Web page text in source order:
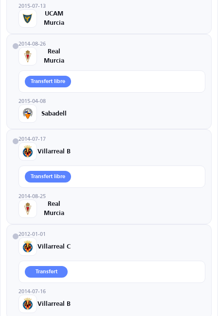
2015-07-13
UCAM
Murcia
2014-08-26
Real
Murcia
Transfert libre
2015-04-08
Sabadell
2014-07-17
Villarreal B
Transfert libre
2014-08-25
Real
Murcia
2012-01-01
Villarreal C
Transfert
2014-07-16
Villarreal B